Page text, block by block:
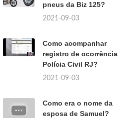
pneus da Biz 125?
2021-09-03
Como acompanhar
registro de ocorrência
Polícia Civil RJ?
2021-09-03
Como era o nome da
esposa de Samuel?